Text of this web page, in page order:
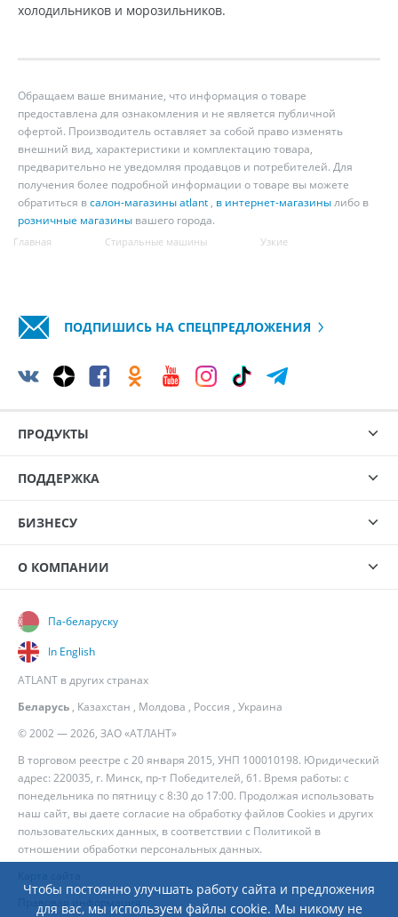
Чтобы постоянно улучшать работу сайта и предложения
для вас, мы используем файлы cookie. Мы никому не
холодильников и морозильников.
Обращаем ваше внимание, что информация о товаре
предоставлена для ознакомления и не является публичной
офертой. Производитель оставляет за собой право изменять
внешний вид, характеристики и комплектацию товара,
предварительно не уведомляя продавцов и потребителей. Для
получения более подробной информации о товаре вы можете
обратиться всалон-магазины atlant , в интернет-магазинылибо в
розничные магазины вашего города.
Главная Стиральные машины Узкие
ПОДПИШИСЬ НА СПЕЦПРЕДЛОЖЕНИЯ
ПРОДУКТЫ
ПОДДЕРЖКА
БИЗНЕСУ
О КОМПАНИИ
© 2002 — 2026, ЗАО «АТЛАНТ»
В торговом реестре с 20 января 2015, УНП 100010198. Юридический
адрес: 220035, г. Минск, пр-т Победителей, 61. Время работы: с
понедельника по пятницу с 8:30 до 17:00. Продолжая использовать
наш сайт, вы даете согласие на обработку файлов Cookies и других
пользовательских данных, в соответствии с Политикой в
отношении обработки персональных данных.
Па-беларуску
In English
ATLANT в других странах
Беларусь , Казахстан , Молдова , Россия , Украина